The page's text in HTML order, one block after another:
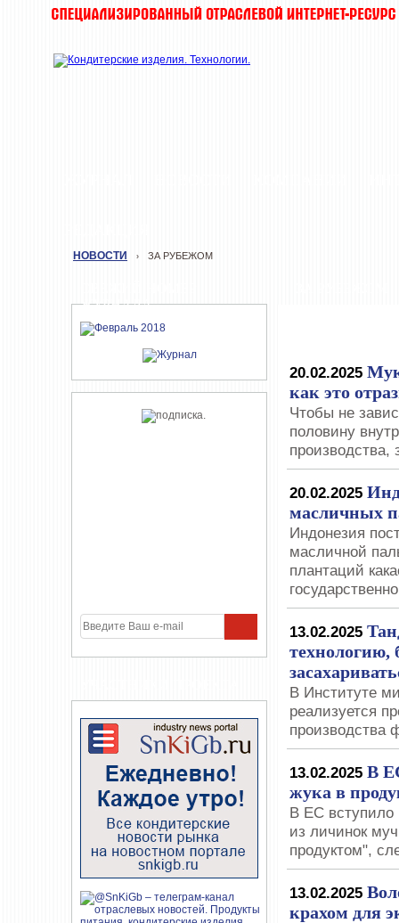
ЖУРНАЛА
НОВОСТИ › ЗА РУБЕЖОМ
20.02.2025
как это
Чтобы не
половину
производства,
20.02.2025
масличных
Индонезия
масличной
плантаций
13.02.2025
технологию,
В Институте
реализуется
производства
13.02.2025 В
жука в
В ЕС вступило
из личинок
продуктом",
13.02.2025
крахом для